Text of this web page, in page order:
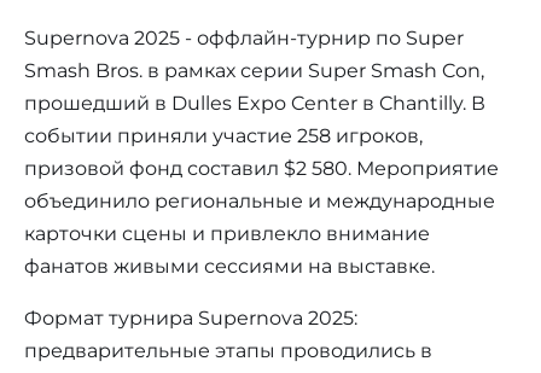
Supernova 2025 - оффлайн-турнир по Super
Smash Bros. в рамках серии Super Smash Con,
прошедший в Dulles Expo Center в Chantilly. В
событии приняли участие 258 игроков,
призовой фонд составил $2 580. Мероприятие
объединило региональные и международные
карточки сцены и привлекло внимание
фанатов живыми сессиями на выставке.
Формат турнира Supernova 2025:
предварительные этапы проводились в